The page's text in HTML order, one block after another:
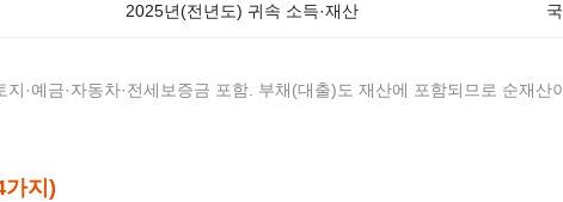
2025년(전년도) 귀속 소득·재산
·예금·자동차·전세보증금 포함. 부채(대출)도 재산에 포함되므로 순재산
가지)